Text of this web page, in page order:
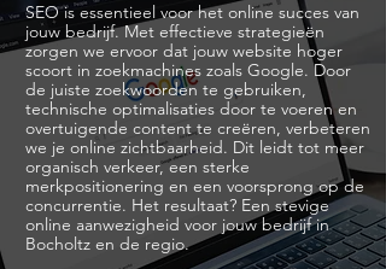
SEO is essentieel voor het online succes van
jouw bedrijf. Met effectieve strategieën
zorgen we ervoor dat jouw website hoger
scoort in zoekmachines zoals Google. Door
de juiste zoekwoorden te gebruiken,
technische optimalisaties door te voeren en
overtuigende content te creëren, verbeteren
we je online zichtbaarheid. Dit leidt tot meer
organisch verkeer, een sterke
merkpositionering en een voorsprong op de
concurrentie. Het resultaat? Een stevige
online aanwezigheid voor jouw bedrijf in
Bocholtz en de regio.